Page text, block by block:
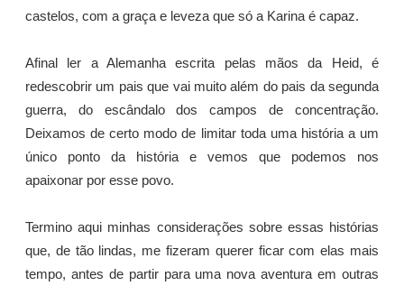
castelos, com a graça e leveza que só a Karina é capaz.
Afinal ler a Alemanha escrita pelas mãos da Heid, é
redescobrir um pais que vai muito além do pais da segunda
guerra, do escândalo dos campos de concentração.
Deixamos de certo modo de limitar toda uma história a um
único ponto da história e vemos que podemos nos
apaixonar por esse povo.
Termino aqui minhas considerações sobre essas histórias
que, de tão lindas, me fizeram querer ficar com elas mais
tempo, antes de partir para uma nova aventura em outras